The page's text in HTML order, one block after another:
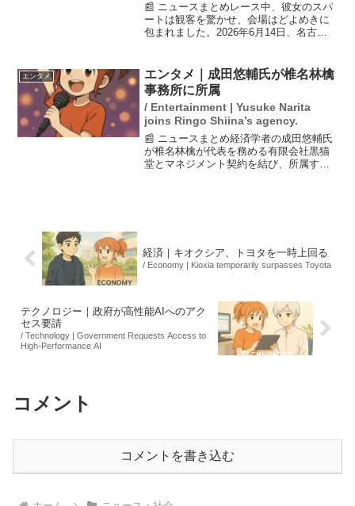
📰 ニュースまとめレース中、彼女のスパ
ートは観客を驚かせ、会場はどよめきに
包まれました。2026年6月14日、名古屋
で、田中希実選手が4分11秒80のタイムで
優勝し...
エンタメ
エンタメ｜成田悠輔氏が椎名林檎
事務所に所属
/ Entertainment | Yusuke Narita
joins Ringo Shiina’s agency.
📰 ニュースまとめ経済学者の成田悠輔氏
が椎名林檎が代表を務める有限会社黒猫
堂とマネジメント契約を結び、所属する
経済｜キオクシア、トヨタを一時上回る
/ Economy | Kioxia temporarily surpasses Toyota
テクノロジー｜政府が高性能AIへのアク
セス要請
/ Technology | Government Requests Access to
High-Performance AI
コメント
コメントを書き込む